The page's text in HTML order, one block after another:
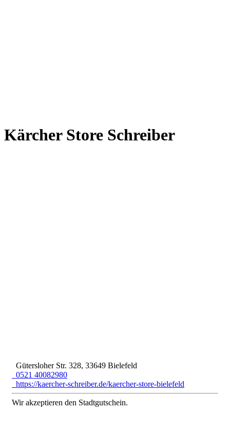
Kärcher Store Schreiber
Gütersloher Str. 328, 33649 Bielefeld
0521 40082980
https://kaercher-schreiber.de/kaercher-store-bielefeld
Wir akzeptieren den Stadtgutschein.